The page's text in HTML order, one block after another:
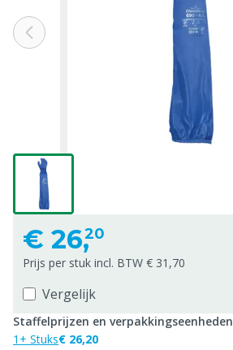
€ 26,20
Prijs per stuk incl. BTW € 31,70
Vergelijk
Staffelprijzen en verpakkingseenheden
1+ Stuks€ 26,20